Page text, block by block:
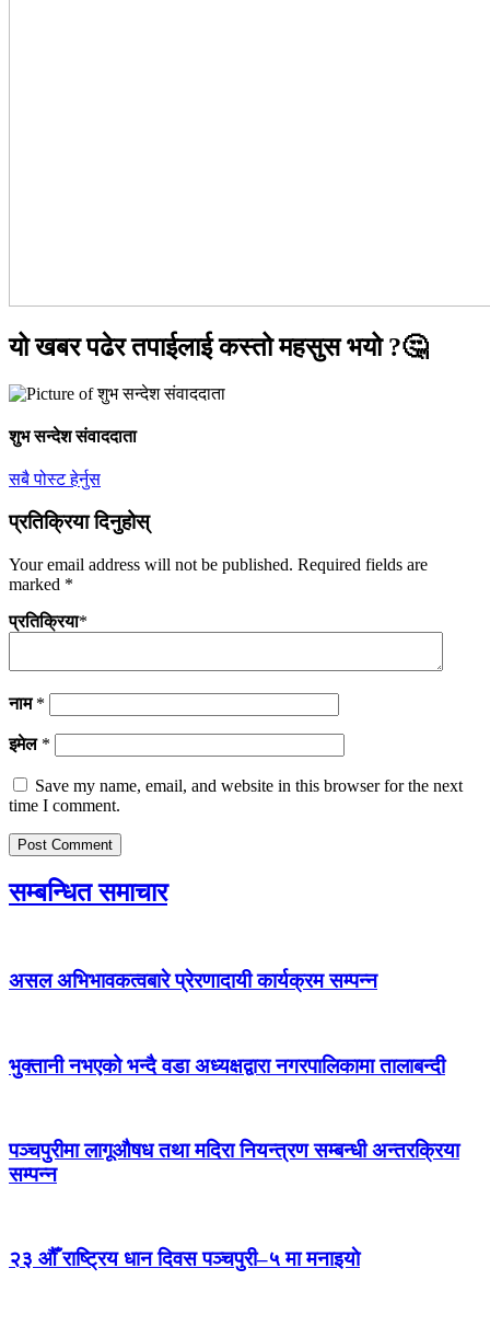
यो खबर पढेर तपाईलाई कस्तो महसुस भयो ?🤔
शुभ सन्देश संवाददाता
सबै पोस्ट हेर्नुस
प्रतिक्रिया दिनुहोस्
Your email address will not be published. Required fields are
marked *
प्रतिक्रिया*
नाम *
इमेल *
Save my name, email, and website in this browser for the next
time I comment.
सम्बन्धित समाचार
असल अभिभावकत्वबारे प्रेरणादायी कार्यक्रम सम्पन्न
भुक्तानी नभएको भन्दै वडा अध्यक्षद्वारा नगरपालिकामा तालाबन्दी
पञ्चपुरीमा लागूऔषध तथा मदिरा नियन्त्रण सम्बन्धी अन्तरक्रिया
सम्पन्न
२३ औँ राष्ट्रिय धान दिवस पञ्चपुरी–५ मा मनाइयाे